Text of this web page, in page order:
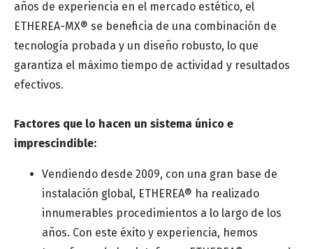
Centro estético o clínica
años de experiencia en el mercado estético, el
ETHEREA-MX® se beneficia de una combinación de
tecnología probada y un diseño robusto, lo que
garantiza el máximo tiempo de actividad y resultados
efectivos.
Factores que lo hacen un sistema único e
imprescindible:
Vendiendo desde 2009, con una gran base de
instalación global, ETHEREA® ha realizado
innumerables procedimientos a lo largo de los
años. Con este éxito y experiencia, hemos